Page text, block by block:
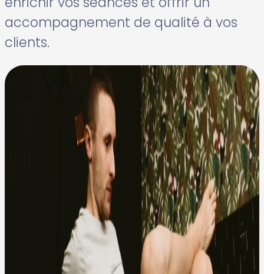
accompagnement de qualité à vos
clients.